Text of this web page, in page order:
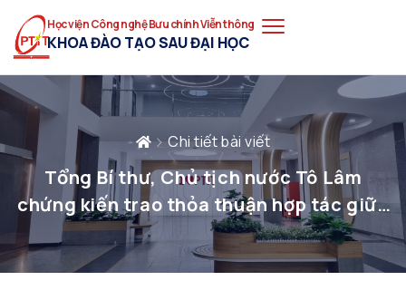
Học viện Công nghệ Bưu chính Viễn thông
KHOA ĐÀO TẠO SAU ĐẠI HỌC
Chi tiết bài viết
Tổng Bí thư, Chủ tịch nước Tô Lâm
chứng kiến trao thỏa thuận hợp tác giữa
Học viện Công nghệ Bưu chính Viễn
thông (PTIT) và Học viện Công nghệ Ấn